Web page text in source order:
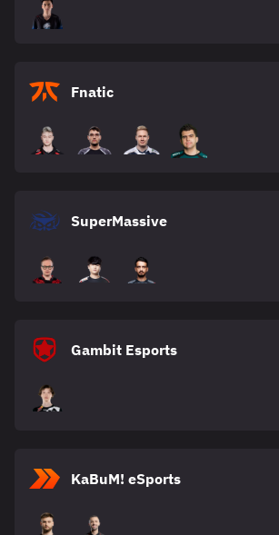
Fnatic
SuperMassive
Gambit Esports
KaBuM! eSports